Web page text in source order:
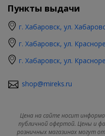
Пункты выдачи
г. Хабаровск, ул.
г. Хабаровск, ул.
г. Хабаровск, ул.
shop@mireks.ru
Цена на сайте носит
публичной офертой. Цены и
розничных магазинах могут